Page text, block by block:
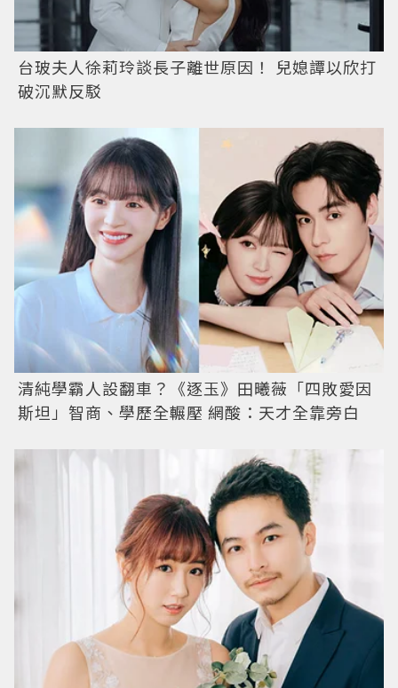
台玻夫人徐莉玲談長子離世原因！ 兒媳譚以欣打
破沉默反駁
清純學霸人設翻車？《逐玉》田曦薇「四敗愛因
斯坦」智商、學歷全輾壓 網酸：天才全靠旁白